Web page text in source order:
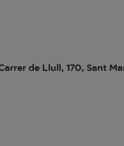
de Llull, 170, Sant